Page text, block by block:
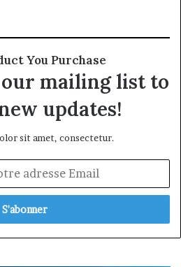
You Purchase
mailing list to
updates!
sit amet, consectetur.